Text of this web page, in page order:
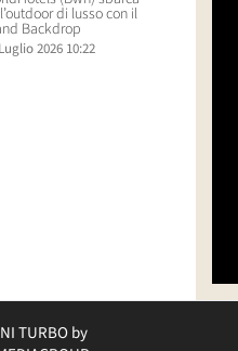
di lusso con il
Backdrop
2026 10:22
E
TURBO by